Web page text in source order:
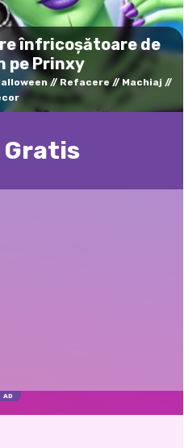
înfricoșătoare de
pe Prinxy
Refacere
Machiaj
Gratis